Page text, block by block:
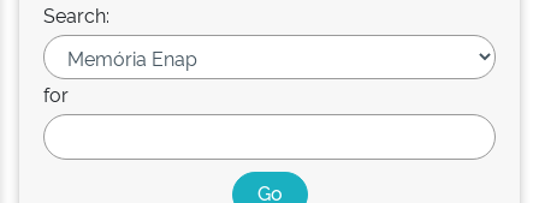
Search:
for